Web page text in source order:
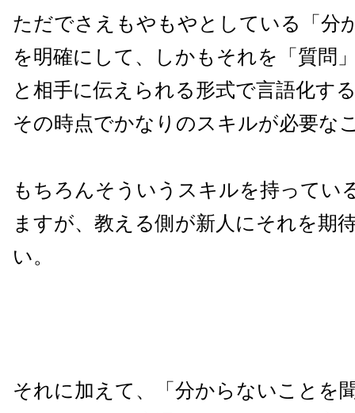
ただでさえもやもやとしている「分
を明確にして、しかもそれを「質問
と相手に伝えられる形式で言語化す
その時点でかなりのスキルが必要な
もちろんそういうスキルを持ってい
ますが、教える側が新人にそれを期
い。
それに加えて、「分からないことを